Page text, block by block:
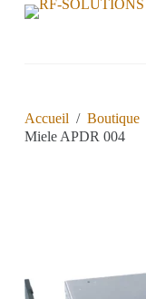
P
u
Accueil / Boutique
Miele APDR 004